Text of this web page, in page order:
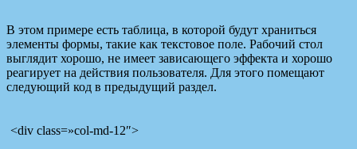
В этом примере есть таблица, в которой будут храниться
элементы формы, такие как текстовое поле. Рабочий стол
выглядит хорошо, не имеет зависающего эффекта и хорошо
реагирует на действия пользователя. Для этого помещают
следующий код в предыдущий раздел.
<div class=»col-md-12″>